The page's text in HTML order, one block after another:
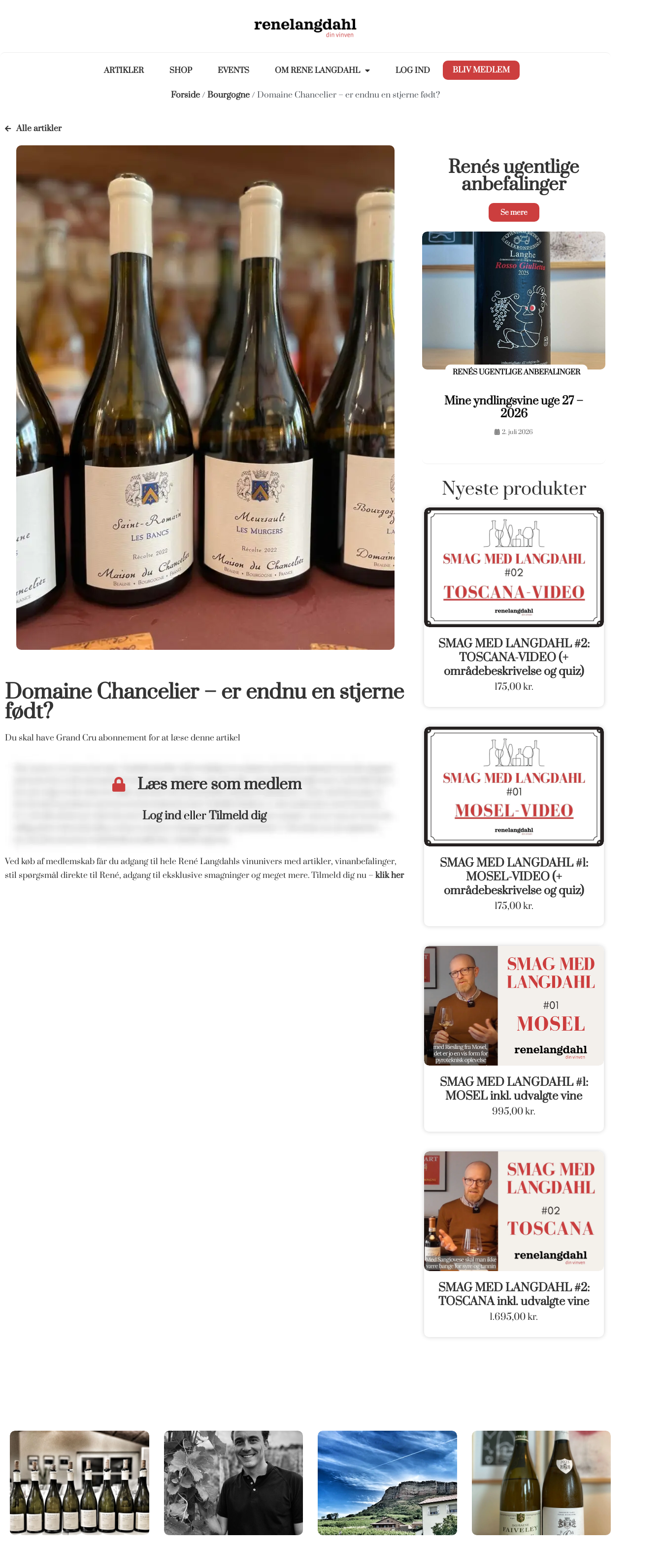
ARTIKLER SHOP EVENTS OM RENE LANGDAHL LOG IND BLIV MEDLEM
Forside/ Bourgogne/ Domaine Chancelier – er endnu en stjerne født?
Alle artikler
Domaine Chancelier – er endnu en stjerne
født?
Du skal have Grand Cru abonnement for at læse denne artikel
Læs mere som medlem
Log indellerTilmeld dig
Ved køb af medlemskab får du adgang til hele René Langdahls vinunivers med artikler, vinanbefalinger,
stil spørgsmål direkte til René, adgang til eksklusive smagninger og meget mere. Tilmeld dig nu – klik her
Renés ugentlige
anbefalinger
Se mere
RENÉS UGENTLIGE ANBEFALINGER
Mine yndlingsvine uge 27 –
2026
2. juli 2026
Nyeste produkter
SMAG MED LANGDAHL #2:
TOSCANA-VIDEO (+
områdebeskrivelse og quiz)
175,00kr.
SMAG MED LANGDAHL #1:
MOSEL-VIDEO (+
områdebeskrivelse og quiz)
175,00kr.
SMAG MED LANGDAHL #1:
MOSEL inkl. udvalgte vine
995,00kr.
SMAG MED LANGDAHL #2:
TOSCANA inkl. udvalgte vine
1.695,00kr.